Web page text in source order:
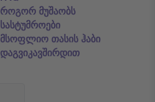
როგორ მუშაობს
სასტუმროები
მსოფლიო თასის ჰაბი
დაგვიკავშირდით